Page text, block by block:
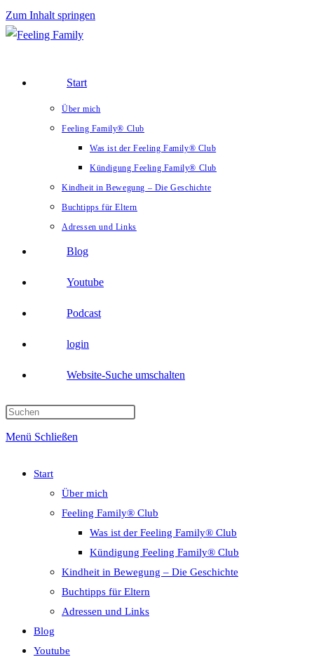
Zum Inhalt springen
Start
Über mich
Feeling Family® Club
Was ist der Feeling Family® Club
Kündigung Feeling Family® Club
Kindheit in Bewegung – Die Geschichte
Buchtipps für Eltern
Adressen und Links
Blog
Youtube
Podcast
login
Website-Suche umschalten
Menü Schließen
Start
Über mich
Feeling Family® Club
Was ist der Feeling Family® Club
Kündigung Feeling Family® Club
Kindheit in Bewegung – Die Geschichte
Buchtipps für Eltern
Adressen und Links
Blog
Youtube